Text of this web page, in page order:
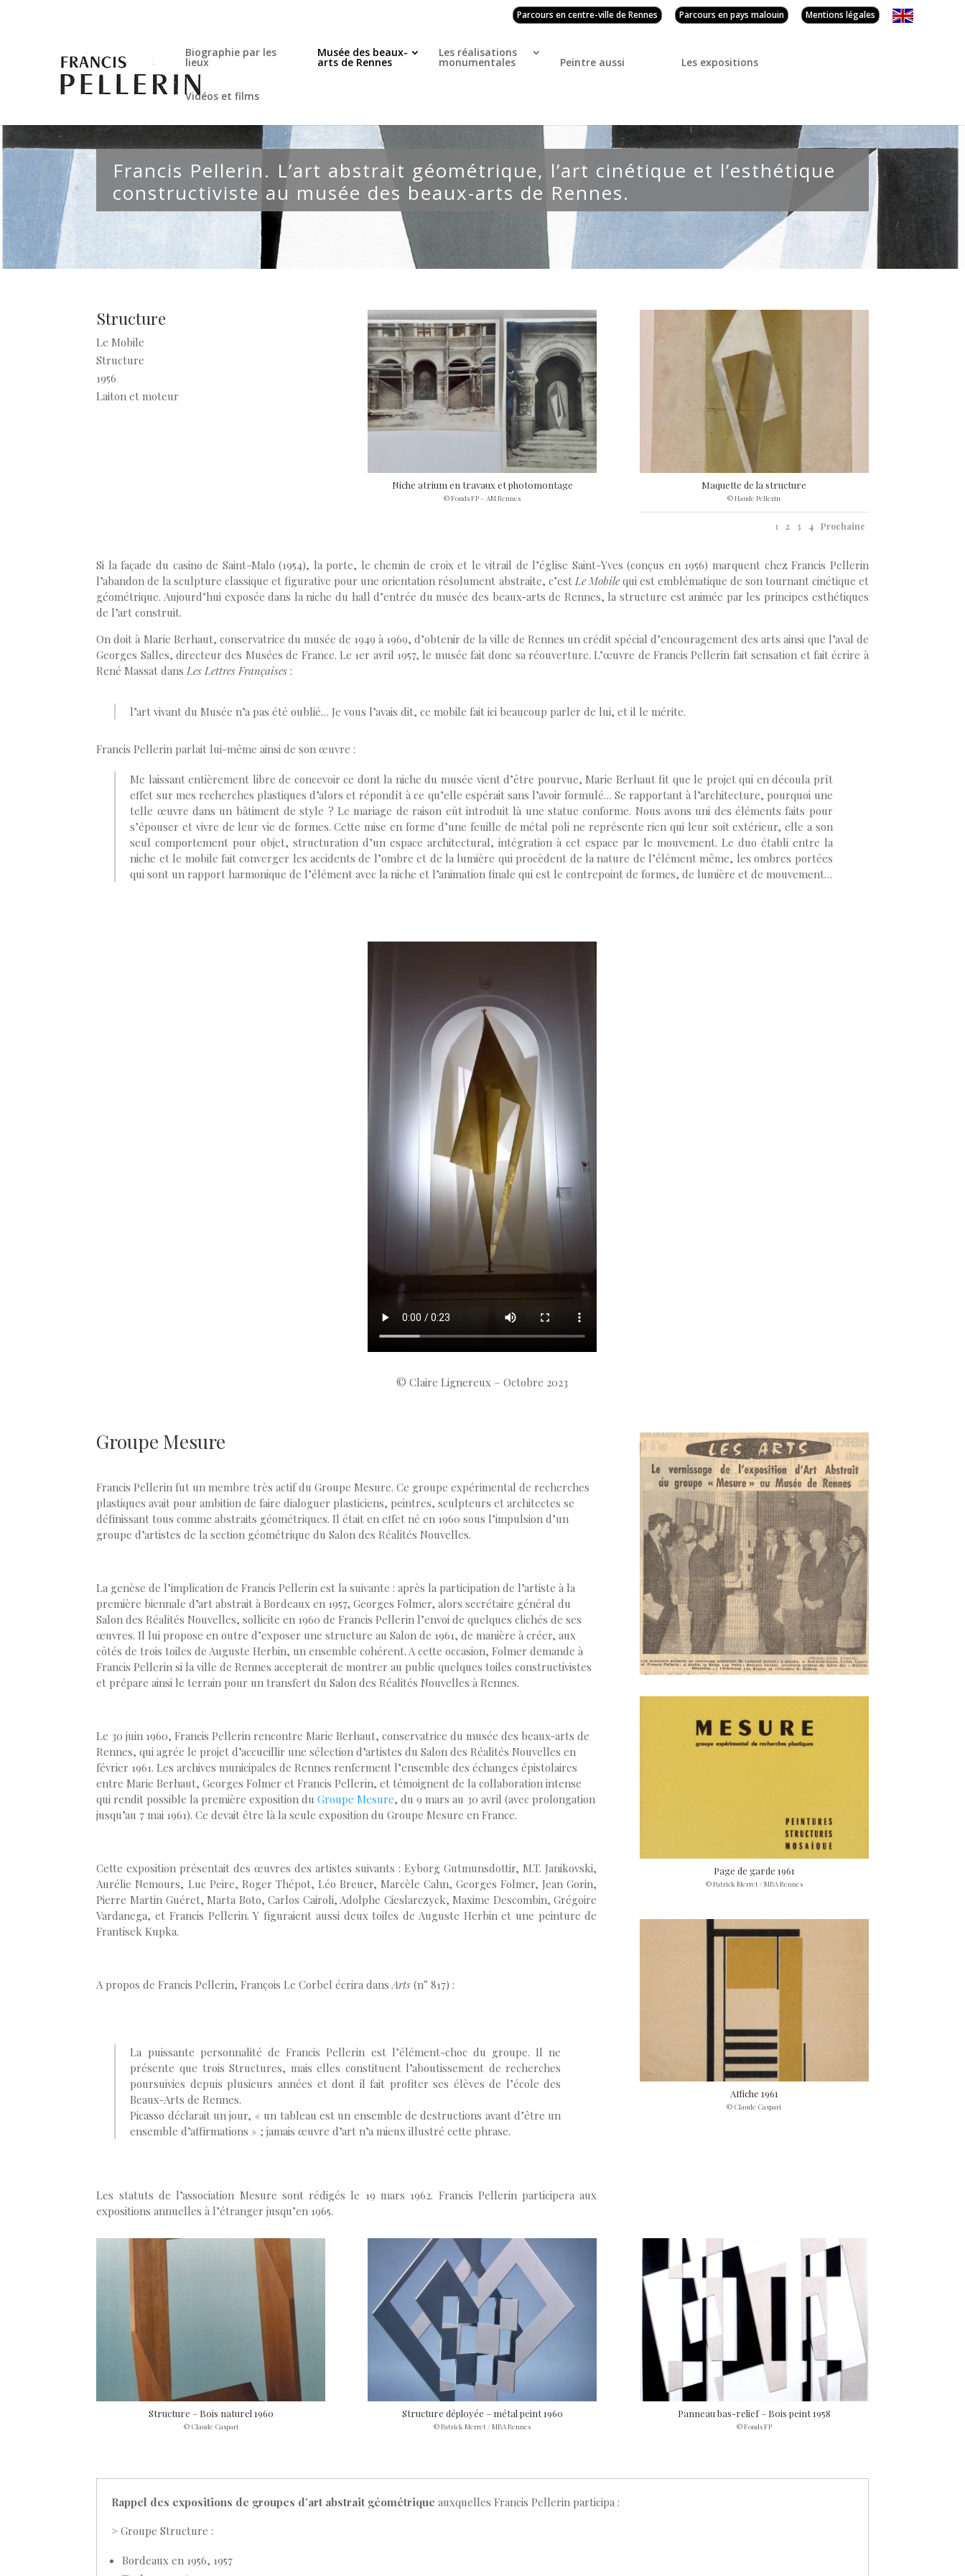
Parcours en centre-ville de Rennes Parcours en pays malouin Mentions légales
Biographie par les
lieux
Musée des beaux-
arts de Rennes
Les réalisations
monumentales Peintre aussi Les expositions
Vidéos et films
Francis Pellerin. L’art abstrait géométrique, l’art cinétique et l’esthétique
constructiviste au musée des beaux-arts de Rennes.
Structure
Le Mobile
Structure
1956
Laiton et moteur
Niche atrium en travaux et photomontage
© Fonds FP – AM Rennes
Maquette de la structure
© Haude Pellerin
1 2 3 4 Prochaine
Si la façade du casino de Saint-Malo (1954), la porte, le chemin de croix et le vitrail de l’église Saint-Yves (conçus en 1956) marquent chez Francis Pellerin
l’abandon de la sculpture classique et figurative pour une orientation résolument abstraite, c’est Le Mobilequi est emblématique de son tournant cinétique et
géométrique. Aujourd’hui exposée dans la niche du hall d’entrée du musée des beaux-arts de Rennes, la structure est animée par les principes esthétiques
de l’art construit.
On doit à Marie Berhaut, conservatrice du musée de 1949 à 1969, d’obtenir de la ville de Rennes un crédit spécial d’encouragement des arts ainsi que l’aval de
Georges Salles, directeur des Musées de France. Le 1er avril 1957, le musée fait donc sa réouverture. L’œuvre de Francis Pellerin fait sensation et fait écrire à
René Massat dans Les Lettres Françaises :
l’art vivant du Musée n’a pas été oublié… Je vous l’avais dit, ce mobile fait ici beaucoup parler de lui, et il le mérite.
Francis Pellerin parlait lui-même ainsi de son œuvre :
Me laissant entièrement libre de concevoir ce dont la niche du musée vient d’être pourvue, Marie Berhaut fit que le projet qui en découla prît
effet sur mes recherches plastiques d’alors et répondît à ce qu’elle espérait sans l’avoir formulé… Se rapportant à l’architecture, pourquoi une
telle œuvre dans un bâtiment de style ? Le mariage de raison eût introduit là une statue conforme. Nous avons uni des éléments faits pour
s’épouser et vivre de leur vie de formes. Cette mise en forme d’une feuille de métal poli ne représente rien qui leur soit extérieur, elle a son
seul comportement pour objet, structuration d’un espace architectural, intégration à cet espace par le mouvement. Le duo établi entre la
niche et le mobile fait converger les accidents de l’ombre et de la lumière qui procèdent de la nature de l’élément même, les ombres portées
qui sont un rapport harmonique de l’élément avec la niche et l’animation finale qui est le contrepoint de formes, de lumière et de mouvement…
© Claire Lignereux – Octobre 2023
Groupe Mesure
Francis Pellerin fut un membre très actif du Groupe Mesure. Ce groupe expérimental de recherches
plastiques avait pour ambition de faire dialoguer plasticiens, peintres, sculpteurs et architectes se
définissant tous comme abstraits géométriques. Il était en effet né en 1960 sous l’impulsion d’un
groupe d’artistes de la section géométrique du Salon des Réalités Nouvelles.
La genèse de l’implication de Francis Pellerin est la suivante : après la participation de l’artiste à la
première biennale d’art abstrait à Bordeaux en 1957, Georges Folmer, alors secrétaire général du
Salon des Réalités Nouvelles, sollicite en 1960 de Francis Pellerin l’envoi de quelques clichés de ses
œuvres. Il lui propose en outre d’exposer une structure au Salon de 1961, de manière à créer, aux
côtés de trois toiles de Auguste Herbin, un ensemble cohérent. A cette occasion, Folmer demande à
Francis Pellerin si la ville de Rennes accepterait de montrer au public quelques toiles constructivistes
et prépare ainsi le terrain pour un transfert du Salon des Réalités Nouvelles à Rennes.
Le 30 juin 1960, Francis Pellerin rencontre Marie Berhaut, conservatrice du musée des beaux-arts de
Rennes, qui agrée le projet d’accueillir une sélection d’artistes du Salon des Réalités Nouvelles en
février 1961. Les archives municipales de Rennes renferment l’ensemble des échanges épistolaires
entre Marie Berhaut, Georges Folmer et Francis Pellerin, et témoignent de la collaboration intense
qui rendit possible la première exposition duGroupe Mesure, du 9 mars au 30 avril (avec prolongation
jusqu’au 7 mai 1961). Ce devait être là la seule exposition du Groupe Mesure en France.
Cette exposition présentait des œuvres des artistes suivants : Eyborg Gutmunsdottir, M.T. Janikovski,
Aurélie Nemours, Luc Peire, Roger Thépot, Léo Breuer, Marcèle Cahn, Georges Folmer, Jean Gorin,
Pierre Martin Guéret, Marta Boto, Carlos Cairoli, Adolphe Cieslarczyck, Maxime Descombin, Grégoire
Vardanega, et Francis Pellerin. Y figuraient aussi deux toiles de Auguste Herbin et une peinture de
Frantisek Kupka.
A propos de Francis Pellerin, François Le Corbel écrira dansArts(n° 817) :
La puissante personnalité de Francis Pellerin est l’élément-choc du groupe. Il ne
présente que trois Structures, mais elles constituent l’aboutissement de recherches
poursuivies depuis plusieurs années et dont il fait profiter ses élèves de l’école des
Beaux-Arts de Rennes.
Picasso déclarait un jour, « un tableau est un ensemble de destructions avant d’être un
ensemble d’affirmations » ; jamais œuvre d’art n’a mieux illustré cette phrase.
Les statuts de l’association Mesure sont rédigés le 19 mars 1962. Francis Pellerin participera aux
expositions annuelles à l’étranger jusqu’en 1965.
Page de garde 1961
© Patrick Merret / MBA Rennes
Affiche 1961
© Claude Caspari
Structure – Bois naturel 1960
© Claude Caspari
Structure déployée – métal peint 1960
© Patrick Merret / MBA Rennes
Panneau bas-relief – Bois peint 1958
© Fonds FP
Rappel des expositions de groupes d’art abstrait géométrique auxquelles Francis Pellerin participa :
> Groupe Structure :
Bordeaux en 1956, 1957